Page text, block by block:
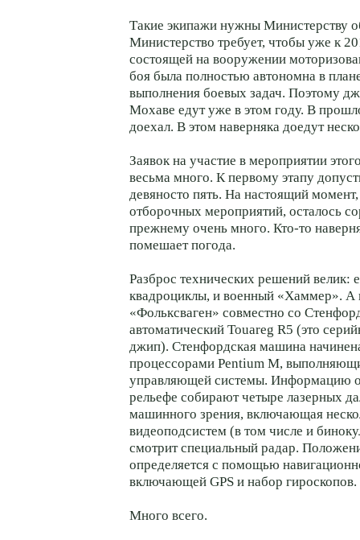
Такие экипажи нужны
Министерство требует, чтобы уже к
состоящей на вооружении
боя была полностью автономна в
выполнения боевых задач. Поэтому
Мохаве едут уже в этом году. В
доехал. В этом наверняка доедут
Заявок на участие в мероприятии
весьма много. К первому этапу
девяносто пять. На настоящий
отборочных мероприятий, осталось
прежнему очень много. Кто-то
помешает погода.
Разброс технических решений велик:
квадроциклы, и военный «Хаммер». А
«Фольксваген» совместно со
автоматический Touareg R5 (это
джип). Стенфордская машина
процессорами Pentium M,
управляющей системы. Информацию
рельефе собирают четыре лазерных
машинного зрения, включающая
видеоподсистем (в том числе и
смотрит специальный радар.
определяется с помощью
включающей GPS и набор гироскопов.
Много всего.